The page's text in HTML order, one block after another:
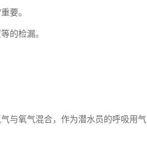
要。
的检漏。
与氧气混合，作为潜水员的呼吸用气